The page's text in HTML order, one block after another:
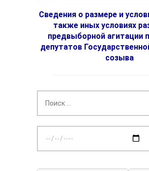
Сведения о размере и
также иных условиях
предвыборной агитации
депутатов
созыва
дату: